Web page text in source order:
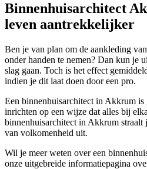
Binnenhuisarchitect
leven aantrekkelijker
Ben je van plan om de aankleding
onder handen te nemen? Dan kun je
slag gaan. Toch is het effect
indien je dit laat doen door een pro.
Een binnenhuisarchitect in Akkrum is
inrichten op een wijze dat alles bij
binnenhuisarchitect in Akkrum straalt
van volkomenheid uit.
Wil je meer weten over een
onze uitgebreide informatiepagina